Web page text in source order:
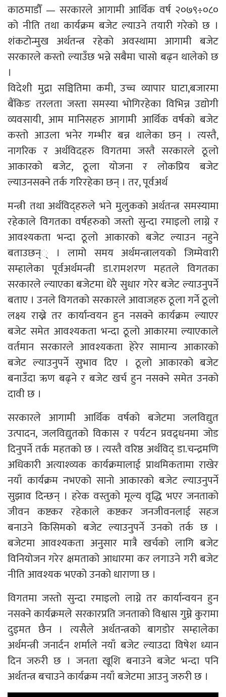
काठमाडौँ — सरकारले आगामी आर्थिक वर्ष २०७९÷०८०
को नीति तथा कार्यक्रम बजेट ल्याउने तयारी गरेको छ ।
शंकटोन्मुख अर्थतन्त्र रहेको अवस्थामा आगामी बजेट
सरकारले कस्तो ल्याउँछ भन्ने सबैमा चासो बढ्न थालेको छ
।
विदेशी मुद्रा सञ्चितिमा कमी, उच्च व्यापार घाटा,बजारमा
बैंकिङ तरलता जस्ता समस्या भोगिरहेका विभिन्न उद्योगी
व्यवसायी, आम मानिसहरु आगामी आर्थिक वर्षको बजेट
कस्तो आउला भनेर गम्भीर बन्न थालेका छन् । त्यस्तै,
नागरिक र अर्थविदहरु विगतमा जस्तै सरकारले ठूलो
आकारको बजेट, ठूला योजना र लोकप्रिय बजेट
ल्याउनसक्ने तर्क गरिरहेका छन् । तर, पूर्वअर्थ
मन्त्री तथा अर्थविद्हरुले भने मुलुकको अर्थतन्त्र समस्यामा
रहेकाले विगतका वर्षहरुको जस्तो सुन्दा रमाइलो लाग्ने र
आवश्यकता भन्दा ठूलो आकारको बजेट ल्याउन नहुने
बताउछन्् । लामो समय अर्थमन्त्रालयको जिम्मेवारी
सम्हालेका पूर्वअर्थमन्त्री डा.रामशरण महतले विगतका
सरकारले ल्याएका बजेटमा धेरै सुधार गरेर बजेट ल्याउनुपर्ने
बताए । उनले विगतको सरकारले आवाजहरु ठूला गर्ने ठूलो
लक्ष्य राख्ने तर कार्यान्वयन हुन नसक्ने कार्यक्रम ल्याएर
बजेट समेत आवश्यकता भन्दा ठूलो आकारमा ल्याएकाले
वर्तमान सरकारले आवश्यकता हेरेर सामान्य आकारको
बजेट ल्याउनुपर्ने सुभाव दिए । ठूलो आकारको बजेट
बनाउँदा ऋण बढ्ने र बजेट खर्च हुन नसक्ने समेत उनको
दावी छ ।
सरकारले आगामी आर्थिक वर्षको बजेटमा जलविद्युत
उत्पादन, जलविद्युतको विकास र पर्यटन प्रवद्र्धनमा जोड
दिनुपर्ने तर्क महतको छ । त्यस्तै वरिष्ठ अर्थविद् डा.चन्द्रमणि
अधिकारी अत्याश्व्यक कार्यक्रमालाई प्राथमिकतामा राखेर
नयाँ कार्यक्रम नभएको सानो आकारको बजेट ल्याउनुपर्ने
सुझाव दिन्छन् । हरेक वस्तुको मूल्य वृद्धि भएर जनताको
जीवन कष्टकर रहेकाले कष्टकर जनजीवनलाई सहज
बनाउने किसिमको बजेट ल्याउनुपर्ने उनको तर्क छ ।
बजेटमा आवश्यकता अनुसार मात्रै खर्चको लागि बजेट
विनियोजन गरेर क्षमताको आधारमा कर लगाउने गरी बजेट
नीति आवश्यक भएको उनको धाराणा छ ।
विगतमा जस्तो सुन्दा रमाइलो लाग्ने तर कार्यान्वयन हुन
नसक्ने कार्यक्रमले सरकारप्रति जनताको विश्वास गुम्ने कुरामा
दुइमत छैन । त्यसैले अर्थतन्त्रको बागडोर सम्हालेका
अर्थमन्त्री जनार्दन शर्माले नयाँ बजेट ल्याउदा विषेश ध्यान
दिन जरुरी छ । जनता खूशि बनाउने बजेट भन्दा पनि
अर्थतन्त्र बचाउने कार्यक्रम नयाँ बजेटमा आउनु जरुरी छ ।